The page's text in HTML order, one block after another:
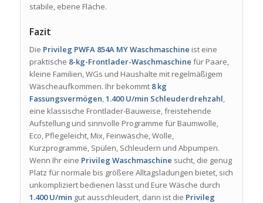
stabile, ebene Fläche.
Fazit
Die Privileg PWFA 854A MY Waschmaschine ist eine
praktische 8-kg-Frontlader-Waschmaschine für Paare,
kleine Familien, WGs und Haushalte mit regelmäßigem
Wäscheaufkommen. Ihr bekommt 8 kg
Fassungsvermögen,1.400 U/min Schleuderdrehzahl,
eine klassische Frontlader-Bauweise, freistehende
Aufstellung und sinnvolle Programme für Baumwolle,
Eco, Pflegeleicht, Mix, Feinwäsche, Wolle,
Kurzprogramme, Spülen, Schleudern und Abpumpen.
Wenn Ihr eine Privileg Waschmaschine sucht, die genug
Platz für normale bis größere Alltagsladungen bietet, sich
unkompliziert bedienen lässt und Eure Wäsche durch
1.400 U/min gut ausschleudert, dann ist die Privileg